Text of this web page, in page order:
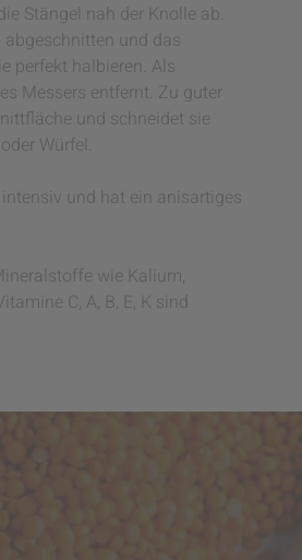
Stängel nah der Knolle ab.
und das
perfekt halbieren. Als
Messers entfernt. Zu guter
und schneidet sie
Würfel.
und hat ein anisartiges
wie Kalium,
C, A, B, E, K sind